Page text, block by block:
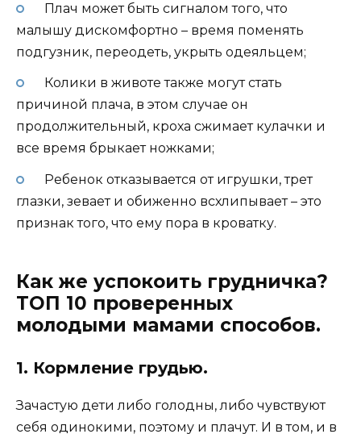
Плач может быть сигналом того, что
малышу дискомфортно – время поменять
подгузник, переодеть, укрыть одеяльцем;
Колики в животе также могут стать
причиной плача, в этом случае он
продолжительный, кроха сжимает кулачки и
все время брыкает ножками;
Ребенок отказывается от игрушки, трет
глазки, зевает и обиженно всхлипывает – это
признак того, что ему пора в кроватку.
Как же успокоить грудничка?
ТОП 10 проверенных
молодыми мамами способов.
1. Кормление грудью.
Зачастую дети либо голодны, либо чувствуют
себя одинокими, поэтому и плачут. И в том, и в